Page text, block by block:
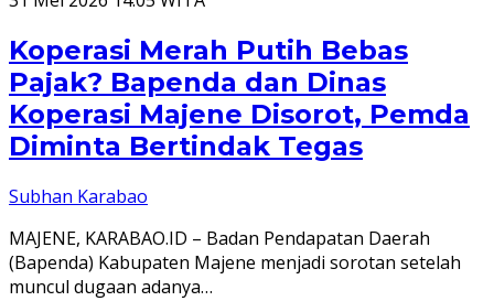
Koperasi Merah Putih Bebas
Pajak? Bapenda dan Dinas
Koperasi Majene Disorot, Pemda
Diminta Bertindak Tegas
Subhan Karabao
MAJENE, KARABAO.ID – Badan Pendapatan Daerah
(Bapenda) Kabupaten Majene menjadi sorotan setelah
muncul dugaan adanya…